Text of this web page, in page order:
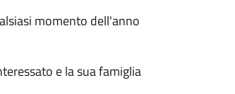
momento dell'anno
e la sua famiglia